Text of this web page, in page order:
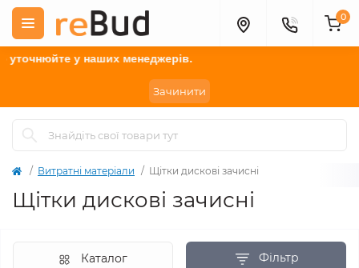
наших менеджерів.
Зачинити
0
Витратні матеріали Щітки дискові зачисні
Щітки дискові зачисні
Фільтр
Каталог